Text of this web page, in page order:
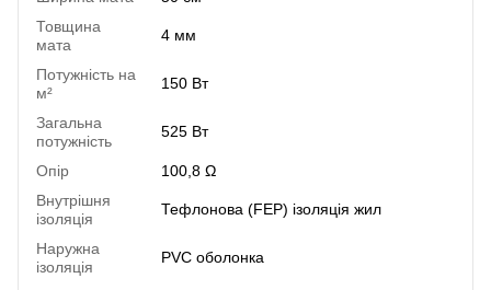
Товщина
мата
4 мм
Потужність на
м²
150 Вт
Загальна
потужність
525 Вт
Опір
100,8 Ω
Внутрішня
ізоляція
Тефлонова (FEP) ізоляція жил
Наружна
ізоляція
PVC оболонка